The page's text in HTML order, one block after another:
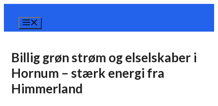
indhold
Billig grøn strøm og elselskaber i
Hornum – stærk energi fra
Himmerland